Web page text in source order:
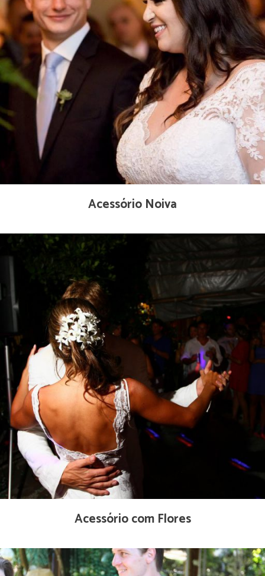
Acessório Noiva
Acessório com Flores